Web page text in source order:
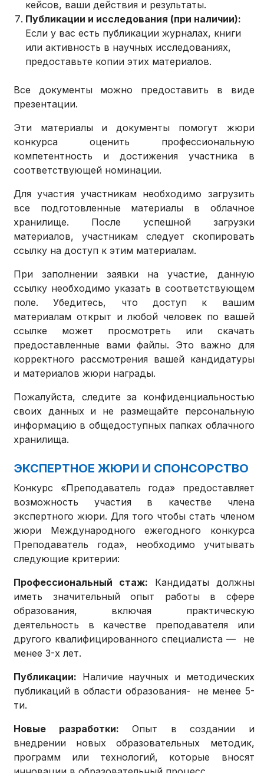
кейсов, ваши действия и результаты.
Публикации и исследования (при наличии):
Если у вас есть публикации журналах, книги
или активность в научных исследованиях,
предоставьте копии этих материалов.
Все документы можно предоставить в виде
презентации.
Эти материалы и документы помогут жюри
конкурса оценить профессиональную
компетентность и достижения участника в
соответствующей номинации.
Для участия участникам необходимо загрузить
все подготовленные материалы в облачное
хранилище. После успешной загрузки
материалов, участникам следует скопировать
ссылку на доступ к этим материалам.
При заполнении заявки на участие, данную
ссылку необходимо указать в соответствующем
поле. Убедитесь, что доступ к вашим
материалам открыт и любой человек по вашей
ссылке может просмотреть или скачать
предоставленные вами файлы. Это важно для
корректного рассмотрения вашей кандидатуры
и материалов жюри награды.
Пожалуйста, следите за конфиденциальностью
своих данных и не размещайте персональную
информацию в общедоступных папках облачного
хранилища.
ЭКСПЕРТНОЕ ЖЮРИ И СПОНСОРСТВО
Конкурс «Преподаватель года» предоставляет
возможность участия в качестве члена
экспертного жюри. Для того чтобы стать членом
жюри Международного ежегодного конкурса
Преподаватель года», необходимо учитывать
следующие критерии:
Профессиональный стаж: Кандидаты должны
иметь значительный опыт работы в сфере
образования, включая практическую
деятельность в качестве преподавателя или
другого квалифицированного специалиста — не
менее 3-х лет.
Публикации: Наличие научных и методических
публикаций в области образования- не менее 5-
ти.
Новые разработки: Опыт в создании и
внедрении новых образовательных методик,
программ или технологий, которые вносят